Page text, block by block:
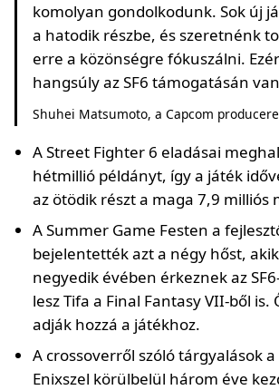
komolyan gondolkodunk. Sok új
a hatodik részbe, és szeretnénk
erre a közönségre fókuszálni.
hangsúly az SF6 támogatásán
Shuhei Matsumoto, a Capcom producere
A Street Fighter 6 eladásai
hétmillió példányt, így a játék
az ötödik részt a maga 7,9 milliós
A Summer Game Festen a
bejelentették azt a négy hőst,
negyedik évében érkeznek az
lesz Tifa a Final Fantasy VII-ből is.
adják hozzá a játékhoz.
A crossoverről szóló tárgyalások a
Enixszel körülbelül három éve